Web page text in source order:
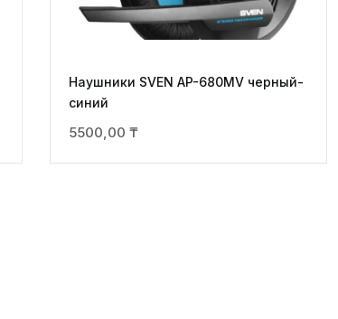
Наушники SVEN AP-680MV черный-
синий
5500,00 ₸